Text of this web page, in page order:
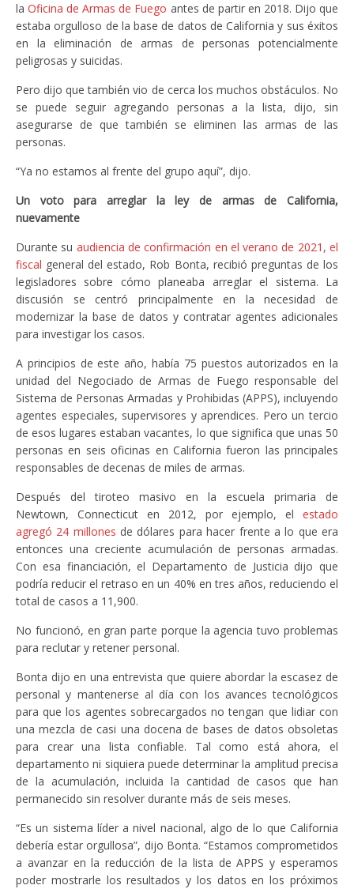
laOficina de Armas de Fuego antes de partir en 2018. Dijo que
estaba orgulloso de la base de datos de California y sus éxitos
en la eliminación de armas de personas potencialmente
peligrosas y suicidas.
Pero dijo que también vio de cerca los muchos obstáculos. No
se puede seguir agregando personas a la lista, dijo, sin
asegurarse de que también se eliminen las armas de las
personas.
“Ya no estamos al frente del grupo aquí”, dijo.
Un voto para arreglar la ley de armas de California,
nuevamente
Durante su audiencia de confirmación en el verano de 2021, el
fiscal general del estado, Rob Bonta, recibió preguntas de los
legisladores sobre cómo planeaba arreglar el sistema. La
discusión se centró principalmente en la necesidad de
modernizar la base de datos y contratar agentes adicionales
para investigar los casos.
A principios de este año, había 75 puestos autorizados en la
unidad del Negociado de Armas de Fuego responsable del
Sistema de Personas Armadas y Prohibidas (APPS), incluyendo
agentes especiales, supervisores y aprendices. Pero un tercio
de esos lugares estaban vacantes, lo que significa que unas 50
personas en seis oficinas en California fueron las principales
responsables de decenas de miles de armas.
Después del tiroteo masivo en la escuela primaria de
Newtown, Connecticut en 2012, por ejemplo, el estado
agregó 24 millones de dólares para hacer frente a lo que era
entonces una creciente acumulación de personas armadas.
Con esa financiación, el Departamento de Justicia dijo que
podría reducir el retraso en un 40% en tres años, reduciendo el
total de casos a 11,900.
No funcionó, en gran parte porque la agencia tuvo problemas
para reclutar y retener personal.
Bonta dijo en una entrevista que quiere abordar la escasez de
personal y mantenerse al día con los avances tecnológicos
para que los agentes sobrecargados no tengan que lidiar con
una mezcla de casi una docena de bases de datos obsoletas
para crear una lista confiable. Tal como está ahora, el
departamento ni siquiera puede determinar la amplitud precisa
de la acumulación, incluida la cantidad de casos que han
permanecido sin resolver durante más de seis meses.
“Es un sistema líder a nivel nacional, algo de lo que California
debería estar orgullosa”, dijo Bonta. “Estamos comprometidos
a avanzar en la reducción de la lista de APPS y esperamos
poder mostrarle los resultados y los datos en los próximos